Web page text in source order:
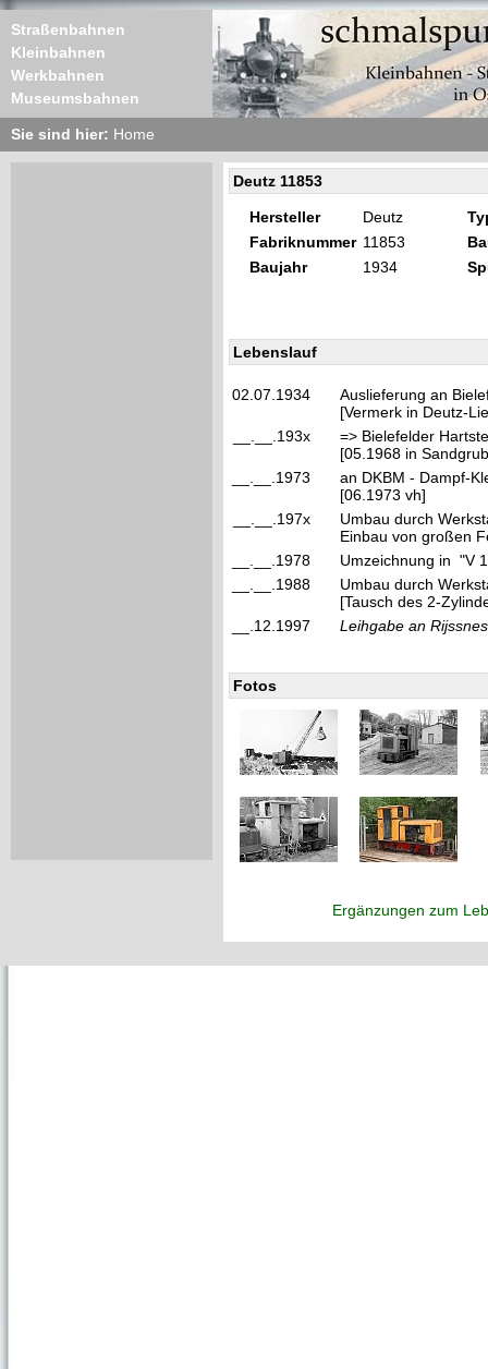
Straßenbahnen
Kleinbahnen
Werkbahnen
Museumsbahnen
Sie sind hier: Home
Deutz 11853
Hersteller Deutz
Fabriknummer 11853
Baujahr
1934
Lebenslauf
02.07.1934
Auslieferung an
[Vermerk in Deutz-
__.__.193x
=> Bielefelder
[05.1968 in
__.__.1973
an DKBM - Dampf-
[06.1973 vh]
__.__.197x
Umbau durch
Einbau von großen
__.__.1978
Umzeichnung in "V
__.__.1988
Umbau durch
[Tausch des 2-
__.12.1997
Leihgabe an
Fotos
Ergänzungen zum